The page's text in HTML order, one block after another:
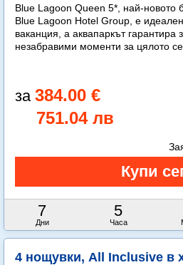
Blue Lagoon Queen 5*, най-новото
Blue Lagoon Hotel Group, е
ваканция, а аквапаркът гарантира
незабравими моменти за цялото
384.00 €
751.04 лв
7
Дни
5
Часа
4 нощувки, All Inclusive в